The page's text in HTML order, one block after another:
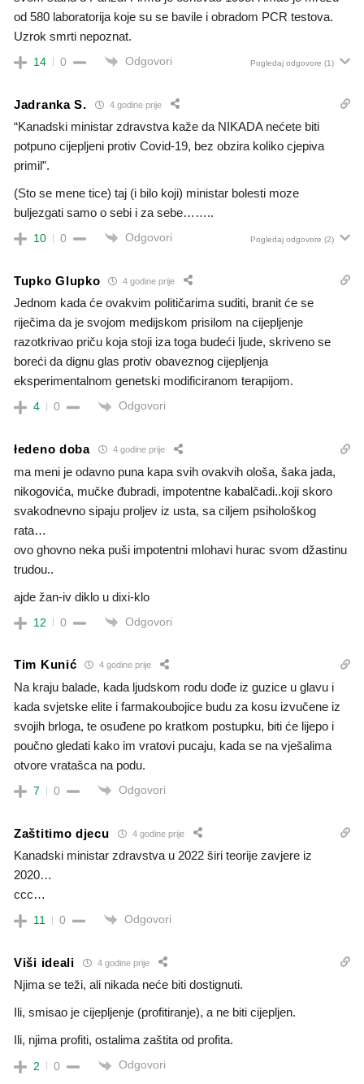
od 580 laboratorija koje su se bavile i obradom PCR testova.
Uzrok smrti nepoznat.
14 0 Odgovori Pogledaj odgovore (1)
Jadranka S. 4 godine prije
“Kanadski ministar zdravstva kaže da NIKADA nećete biti
potpuno cijepljeni protiv Covid-19, bez obzira koliko cjepiva
primil”.
(Sto se mene tice) taj (i bilo koji) ministar bolesti moze
buljezgati samo o sebi i za sebe……..
10 0 Odgovori Pogledaj odgovore (2)
Tupko Glupko 4 godine prije
Jednom kada će ovakvim političarima suditi, branit će se
riječima da je svojom medijskom prisilom na cijepljenje
razotkrivao priču koja stoji iza toga budeći ljude, skriveno se
boreći da dignu glas protiv obaveznog cijepljenja
eksperimentalnom genetski modificiranom terapijom.
4 0 Odgovori
łedeno doba 4 godine prije
ma meni je odavno puna kapa svih ovakvih ološa, šaka jada,
nikogovića, mučke đubradi, impotentne kabalčadi..koji skoro
svakodnevno sipaju proljev iz usta, sa ciljem psihološkog
rata…
ovo ghovno neka puši impotentni mlohavi hurac svom džastinu
trudou..
ajde žan-iv diklo u dixi-klo
12 0 Odgovori
Tim Kunić 4 godine prije
Na kraju balade, kada ljudskom rodu dođe iz guzice u glavu i
kada svjetske elite i farmakoubojice budu za kosu izvučene iz
svojih brloga, te osuđene po kratkom postupku, biti će lijepo i
poučno gledati kako im vratovi pucaju, kada se na vješalima
otvore vratašca na podu.
7 0 Odgovori
Zaštitimo djecu 4 godine prije
Kanadski ministar zdravstva u 2022 širi teorije zavjere iz
2020…
ccc…
11 0 Odgovori
Viši ideali 4 godine prije
Njima se teži, ali nikada neće biti dostignuti.
Ili, smisao je cijepljenje (profitiranje), a ne biti cijepljen.
Ili, njima profiti, ostalima zaštita od profita.
2 0 Odgovori